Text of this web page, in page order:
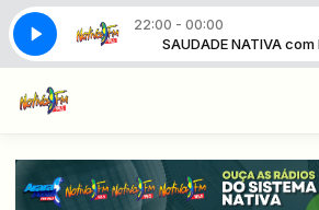
22:00 - 00:00
com Nativa FM SAUDADE NATIVA com